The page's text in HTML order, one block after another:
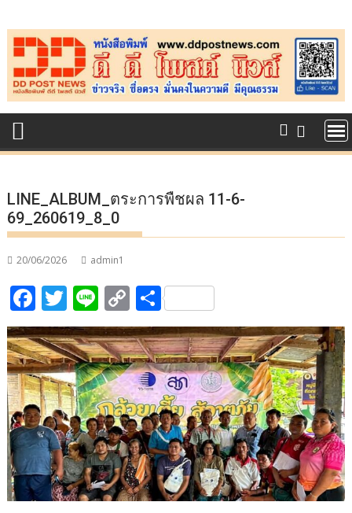
to
content
LINE_ALBUM_ตระการพืชผล 11-6-
69_260619_8_0
20/06/2026 admin1
F
ac
e
b
o
o
k
T
w
itt
er
Li
n
e
C
o
p
y
Li
n
k
S
h
ar
e